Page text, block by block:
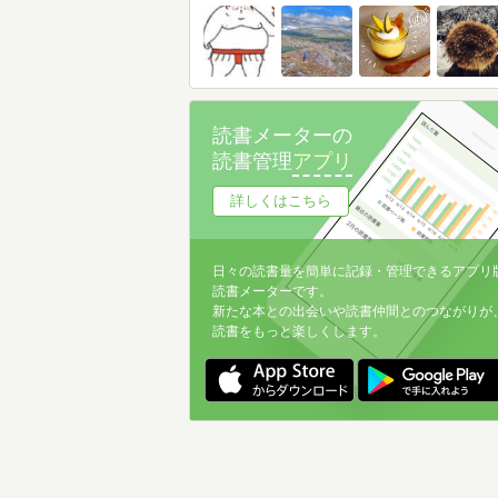
読書メーターの
読書管理アプリ
詳しくはこちら
日々の読書量を簡単に記録・管理できるアプリ
読書メーターです。
新たな本との出会いや読書仲間とのつながりが
読書をもっと楽しくします。